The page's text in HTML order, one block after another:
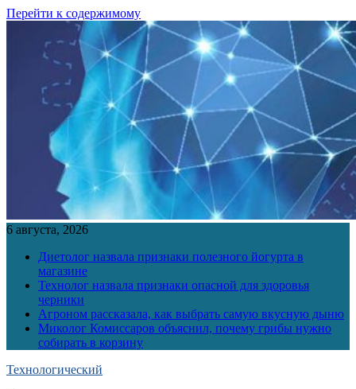
Перейти к содержимому
6 августа, 2026
Диетолог назвала признаки полезного йогурта в
магазине
Технолог назвала признаки опасной для здоровья
черники
Агроном рассказала, как выбрать самую вкусную дыню
Миколог Комиссаров объяснил, почему грибы нужно
собирать в корзину
Технологический